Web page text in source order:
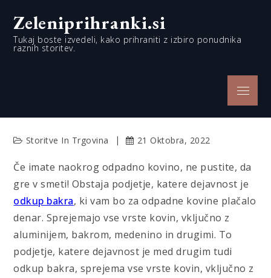
content
Zeleniprihranki.si
Tukaj boste izvedeli, kako prihraniti z izbiro ponudnika
raznih storitev.
Menu
Storitve In Trgovina 21 Oktobra, 2022
Če imate naokrog odpadno kovino, ne pustite, da
gre v smeti! Obstaja podjetje, katere dejavnost je
odkup bakra, ki vam bo za odpadne kovine plačalo
denar. Sprejemajo vse vrste kovin, vključno z
aluminijem, bakrom, medenino in drugimi. To
podjetje, katere dejavnost je med drugim tudi
odkup bakra, sprejema vse vrste kovin, vključno z